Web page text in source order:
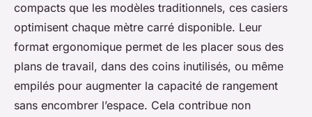
compacts que les modèles traditionnels, ces casiers
optimisent chaque mètre carré disponible. Leur
format ergonomique permet de les placer sous des
plans de travail, dans des coins inutilisés, ou même
empilés pour augmenter la capacité de rangement
sans encombrer l’espace. Cela contribue non